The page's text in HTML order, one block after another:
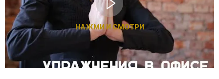
НАЖМИ И СМОТРИ